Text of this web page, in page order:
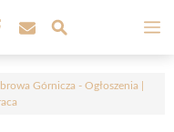
Górnicza - Ogłoszenia |